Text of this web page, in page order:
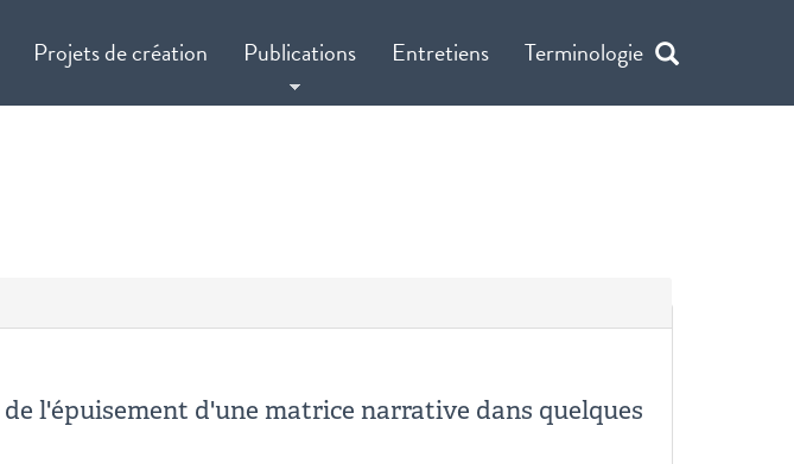
Projets de création Publications Entretiens Terminologie
l'épuisement d'une matrice narrative dans quelques